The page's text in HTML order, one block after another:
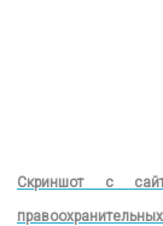
Скриншот с